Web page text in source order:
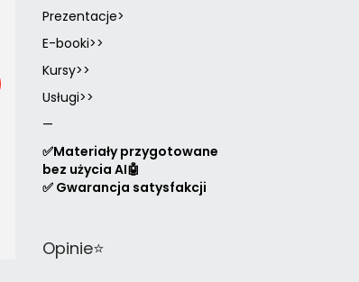
Prezentacje>
E-booki>>
Kursy>>
Usługi>>
—
✅Materiały przygotowane
bez użycia AI🤖
✅ Gwarancja satysfakcji
Opinie⭐